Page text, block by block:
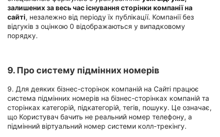
залишених за весь час існування сторінки компанії на
сайті, незалежно від періоду їх публікації. Компанії без
відгуків з оцінкою 0 відображаються у випадковому
порядку.
9. Про систему підмінних номерів
9. Для деяких бізнес-сторінок компаній на Сайті працює
система підмінних номерів на бізнес-сторінках компаній та
сторінках категорій, підкатегорій, тегів, пошуку. Це означає,
що Користувач бачить не реальний номер телефону, а
підмінний віртуальний номер системи колл-трекінгу.